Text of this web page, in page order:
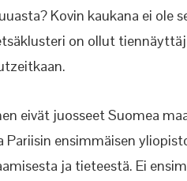
Kovin kaukana ei ole
on ollut
eivät juosseet Suomea
Pariisin ensimmäisen
ja tieteestä. Ei